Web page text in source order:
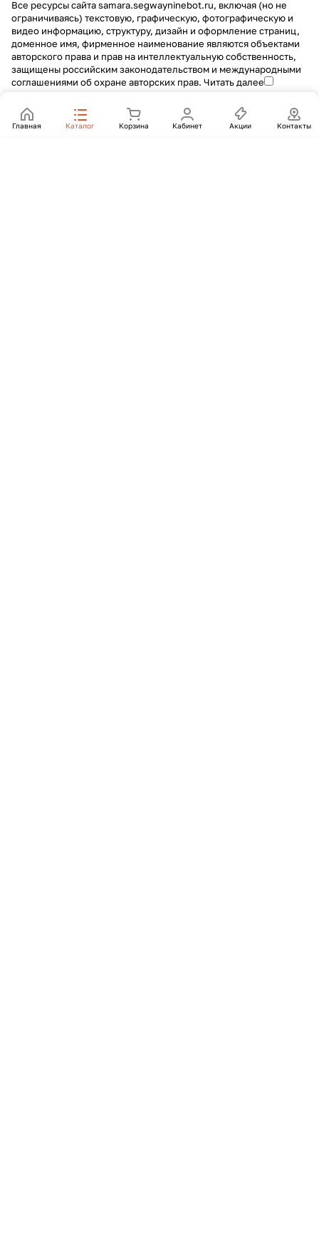
Главная Каталог Корзина Кабинет Акции Контакты
Все ресурсы сайта samara.segwayninebot.ru, включая (но не
ограничиваясь) текстовую, графическую, фотографическую и
видео информацию, структуру, дизайн и оформление страниц,
доменное имя, фирменное наименование являются объектами
авторского права и прав на интеллектуальную собственность,
защищены российским законодательством и международными
соглашениями об охране авторских прав. Читать далее